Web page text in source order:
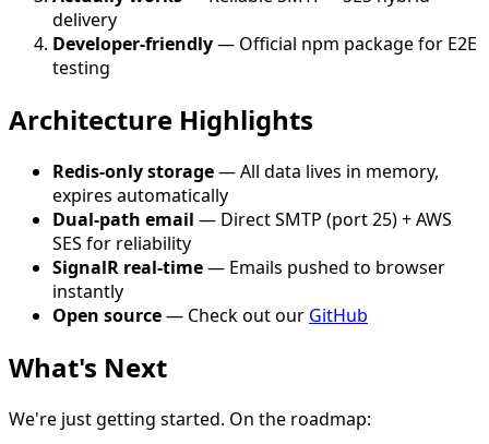
delivery
Developer-friendly— Official npm package for E2E
testing
Architecture Highlights
Redis-only storage— All data lives in memory,
expires automatically
Dual-path email — Direct SMTP (port 25) + AWS
SES for reliability
SignalR real-time— Emails pushed to browser
instantly
Open source— Check out our GitHub
What's Next
We're just getting started. On the roadmap: